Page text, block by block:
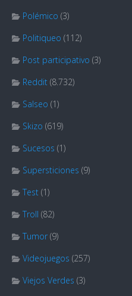
Polémico (3)
Politiqueo (112)
Post participativo (3)
Reddit (8.732)
Salseo (1)
Skizo (619)
Sucesos (1)
Supersticiones (9)
Test (1)
Troll (82)
Tumor (9)
Videojuegos (257)
Viejos Verdes (3)